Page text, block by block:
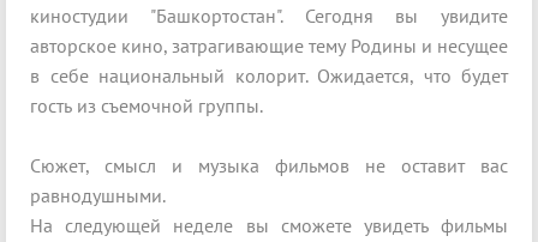
киностудии "Башкортостан". Сегодня вы увидите
авторское кино, затрагивающие тему Родины и несущее
в себе национальный колорит. Ожидается, что будет
гость из съемочной группы.
Сюжет, смысл и музыка фильмов не оставит вас
равнодушными.
На следующей неделе вы сможете увидеть фильмы